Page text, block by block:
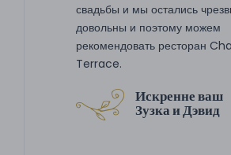
свадьбы и мы остались
довольны и поэтому можем
рекомендовать ресторан
Terrace.
Искренне ваш
Зузка и Дэвид